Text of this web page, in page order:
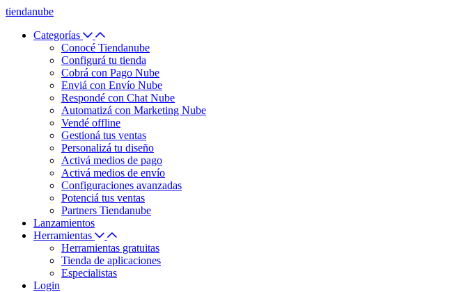
tiendanube
Categorías
Conocé Tiendanube
Configurá tu tienda
Cobrá con Pago Nube
Enviá con Envío Nube
Respondé con Chat Nube
Automatizá con Marketing Nube
Vendé offline
Gestioná tus ventas
Personalizá tu diseño
Activá medios de pago
Activá medios de envío
Configuraciones avanzadas
Potenciá tus ventas
Partners Tiendanube
Lanzamientos
Herramientas
Herramientas gratuitas
Tienda de aplicaciones
Especialistas
Login